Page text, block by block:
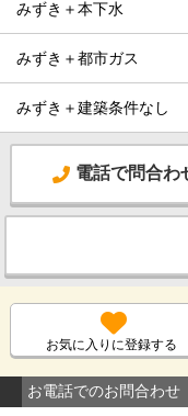
みずき＋本下水
みずき＋都市ガス
みずき＋建築条件なし
電話で問合わ
お気に入りに登録する
お電話でのお問合わせ